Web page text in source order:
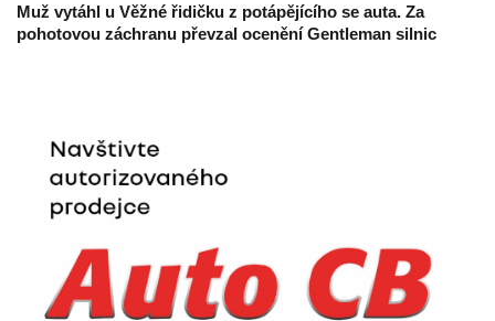
Muž vytáhl u Věžné řidičku z potápějícího se auta. Za
pohotovou záchranu převzal ocenění Gentleman silnic